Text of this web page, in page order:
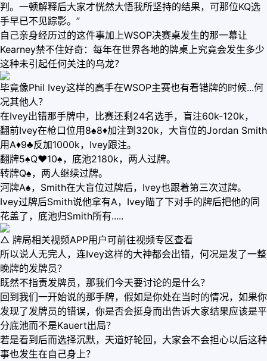
判。一顿解释后大家才恍然大悟我所坚持的结果，可那位KQ选
手早已不见踪影。”
自己亲身经历过的这件事加上WSOP决赛桌发生的那一幕让
Kearney禁不住好奇：每年在世界各地的牌桌上究竟会发生多少
这种未引起任何关注的乌龙？
毕竟像Phil Ivey这样的高手在WSOP主赛也有看错牌的时候...何
况其他人？
在Ivey出错那手牌中，比赛还剩24名选手，盲注60k-120k，
翻前Ivey在枪口位用8♠8♦加注到320k，大盲位的Jordan Smith
用A♦9♣反加1000k，Ivey跟注。
翻牌5♠Q♥10♠，底池2180k，两人过牌。
转牌Q♠，两人继续过牌。
河牌A♠，Smith在大盲位过牌后，Ivey也跟着第三次过牌。
Ivey过牌后Smith说他拿有A，Ivey瞄了下对手的牌后把他的同
花盖了，底池归Smith所有.....
△ 牌局相关视频APP用户可前往视频专区查看
所以说人无完人，连Ivey这样的大神都会出错，何况是发了一整
晚牌的发牌员？
既然不指责发牌员，那我们今天要讨论的是什么？
回到我们一开始说的那手牌，假如是你处在当时的情况，如果你
发现了发牌员的错误，你是否会挺身而出告诉大家结果应该是平
分底池而不是Kauert出局？
若是看到后而选择沉默，天道好轮回，大家会不会担心以后这种
事也发生在自己身上？